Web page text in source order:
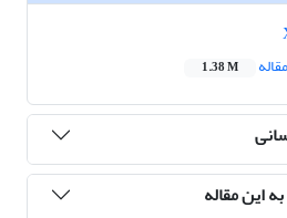
1.38 M
این مقاله